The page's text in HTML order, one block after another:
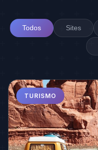
Todos Sites
TURISMO